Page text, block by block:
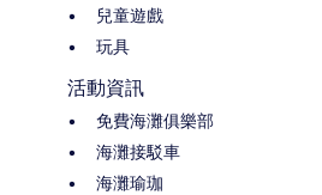
兒童遊戲
玩具
活動資訊
免費海灘俱樂部
海灘接駁車
海灘瑜珈